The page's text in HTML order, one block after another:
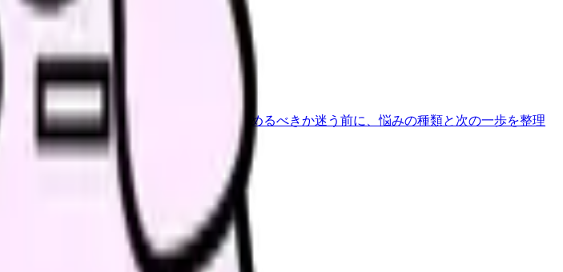
先」を分けると判断しやすくなります。
ます。進む 職場の悩みを30秒で診断
辞めるべきか迷う前に、悩みの種類と次の一歩を整理
確かめられます。進む
ることもあります。